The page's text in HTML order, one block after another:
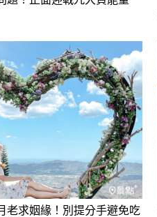
老求姻緣！別提分手避免吃